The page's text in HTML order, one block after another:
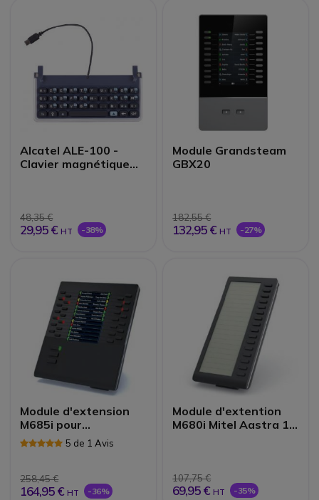
Alcatel ALE-100 -
Clavier magnétique
48,35 €
29,95 € HT -38%
Module Grandsteam
GBX20
182,55 €
132,95 € HT -27%
Module d'extension
M685i pour
téléphones SIP Mitel
Aastra
5 de 1 Avis
258,45 €
164,95 € HT -36%
Module d'extention
M680i Mitel Aastra 16
107,75 €
69,95 € HT -35%